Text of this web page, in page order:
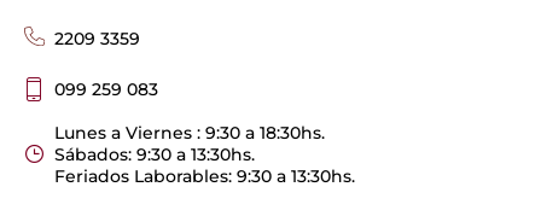
2209 3359
099 259 083
Lunes a Viernes : 9:30 a 18:30hs.
Sábados: 9:30 a 13:30hs.
Feriados Laborables: 9:30 a 13:30hs.